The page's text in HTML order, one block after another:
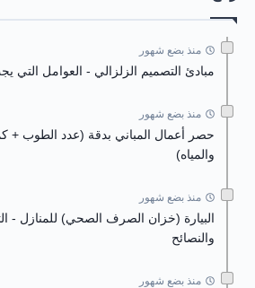
منذ بضع شهور
مبادئ التصميم الزلزالي - العوامل التي
منذ بضع شهور
حصر أعمال المباني بدقة (عدد الطوب +
والمياه)
منذ بضع شهور
البيارة (خزان الصرف الصحي) للمنازل -
والنصائح
منذ بضع شهور